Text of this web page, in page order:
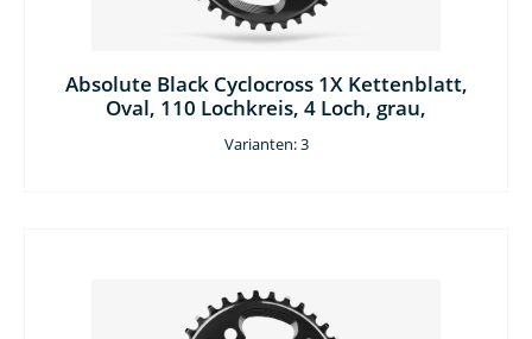
Absolute Black Cyclocross 1X Kettenblatt,
Oval, 110 Lochkreis, 4 Loch, grau,
Varianten: 3